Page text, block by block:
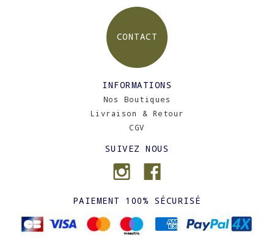
CONTACT
INFORMATIONS
Nos Boutiques
Livraison & Retour
CGV
SUIVEZ NOUS
PAIEMENT 100% SÉCURISÉ